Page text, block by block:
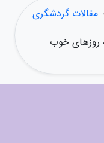
مقالات گردشگری
روزهای خوب